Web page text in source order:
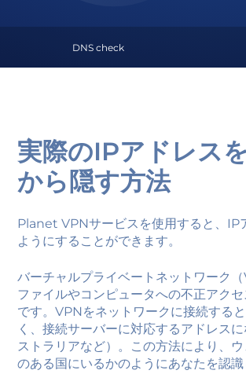
DNS check
実際のIPアドレス
から隠す方法
Planet VPNサービスを使用すると、IP
ようにすることができます。
バーチャルプライベートネットワーク
ファイルやコンピュータへの不正アク
です。VPNをネットワークに接続する
く、接続サーバーに対応するアドレス
ストラリアなど）。この方法により、
のある国にいるかのようにあなたを認識